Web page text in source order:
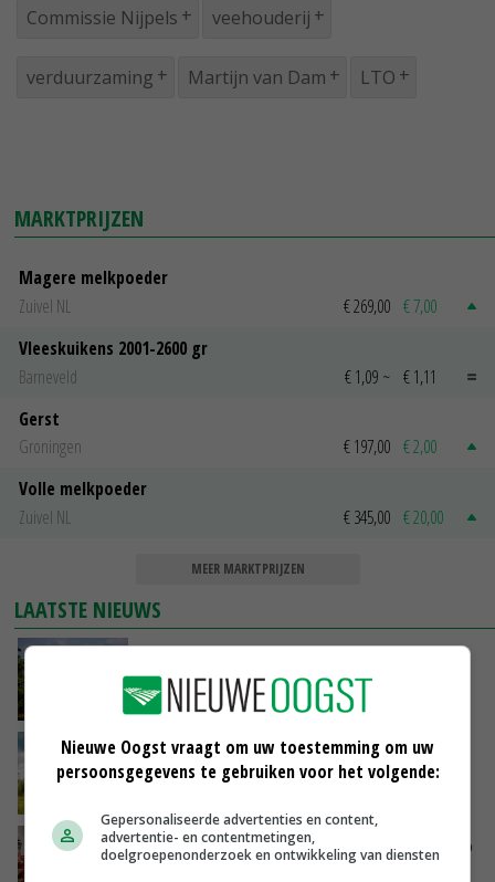
Commissie Nijpels veehouderij
verduurzaming Martijn van Dam LTO
MARKTPRIJZEN
Magere melkpoeder
Zuivel NL
€ 269,00 € 7,00
Vleeskuikens 2001-2600 gr
Barneveld
€ 1,09 ~ € 1,11
Gerst
Groningen
€ 197,00 € 2,00
Volle melkpoeder
Zuivel NL
€ 345,00 € 20,00
MEER MARKTPRIJZEN
LAATSTE NIEUWS
minister spreekt van ‘ondernemersrisico’
GISTEREN, 16:27
‘Rendement van Krullvarkens komt van de
overkant’
Oorlogen en El Niño stuwen voedselprijzen op
Nieuwe Oogst vraagt om uw toestemming om uw
persoonsgegevens te gebruiken voor het volgende:
Gepersonaliseerde advertenties en content,
advertentie- en contentmetingen,
doelgroepenonderzoek en ontwikkeling van diensten